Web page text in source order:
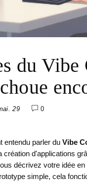
du Vibe
29 0
entendu parler du Vibe
création d'applications
décrivez votre idée
simple, cela